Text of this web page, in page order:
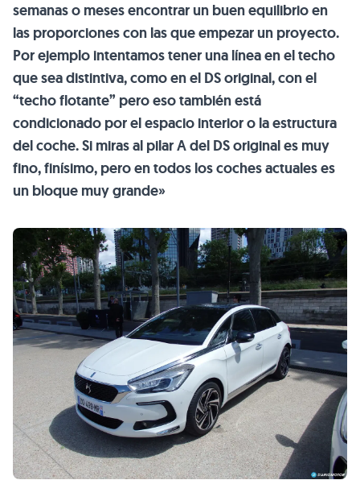
semanas o meses encontrar un buen equilibrio en
las proporciones con las que empezar un proyecto.
Por ejemplo intentamos tener una línea en el techo
que sea distintiva, como en el DS original, con el
“techo flotante” pero eso también está
condicionado por el espacio interior o la estructura
del coche. Si miras al pilar A del DS original es muy
fino, finísimo, pero en todos los coches actuales es
un bloque muy grande»